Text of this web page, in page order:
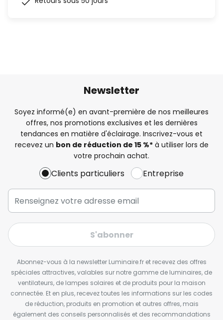
Newsletter
Soyez informé(e) en avant-première de nos meilleures
offres, nos promotions exclusives et les dernières
tendances en matière d'éclairage. Inscrivez-vous et
recevez un bon de réduction de 15 %*à utiliser lors de
votre prochain achat.
Clients particuliers Entreprise
S'abonner
Abonnez-vous à la newsletter Luminaire.fr et recevez des offres
spéciales attractives, valables sur notre gamme de luminaires, de
ventilateurs, de lampes solaires et de produits pour la maison
connectée. Et en plus, recevez toutes les informations sur les codes
de réduction, produits en promotion et autres offres, mais
également des conseils personnalisés et des recommandations